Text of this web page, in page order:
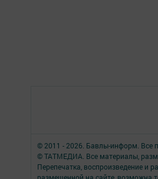
© 2011 - 2026. Бавлы-информ. Все
© ТАТМЕДИА. Все материалы,
Перепечатка, воспроизведение и